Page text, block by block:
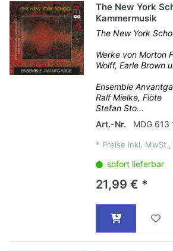
The New York
Kammermusik
The New York
Werke von Morton
Wolff, Earle Brown
Ensemble
Ralf Mielke, Flöte
Stefan Sto...
Art.-Nr.
MDG
* Preise inkl. MwSt.,
sofort lieferbar
21,99 € *